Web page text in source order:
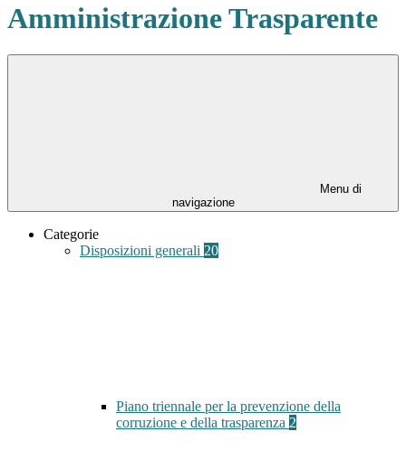
Amministrazione Trasparente
Menu di
navigazione
Categorie
Disposizioni generali 20
Piano triennale per la prevenzione della
corruzione e della trasparenza 2